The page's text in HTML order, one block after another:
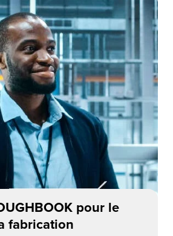
pour le
fabrication